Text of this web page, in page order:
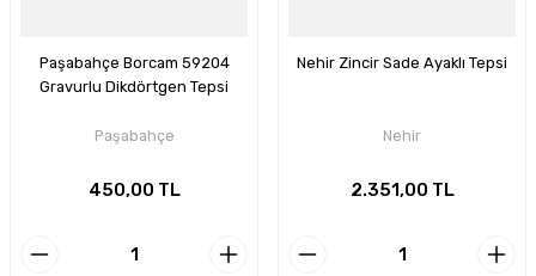
Paşabahçe Borcam 59204
Gravurlu Dikdörtgen Tepsi
Paşabahçe
450,00 TL
Nehir Zincir Sade Ayaklı Tepsi
Nehir
2.351,00 TL